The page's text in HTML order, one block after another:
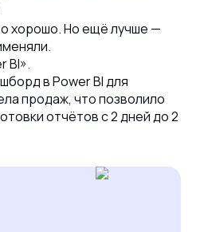
хорошо. Но ещё лучше —
BI».
в Power BI для
продаж, что позволило
отчётов с 2 дней до 2